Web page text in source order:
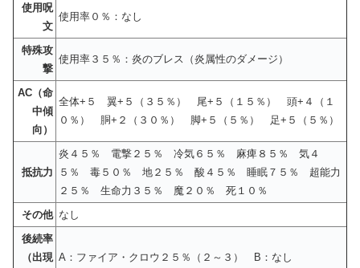
使用呪
文
使用率０％：なし
特殊攻
撃
使用率３５％：炎のブレス（炎属性のダメージ）
AC（命
中傾
向）
全体+５ 翼+５（３５％） 尾+５（１５％） 頭+４（１
０％） 胴+２（３０％） 脚+５（５％） 足+５（５％）
抵抗力
炎４５％ 電撃２５％ 冷気６５％ 麻痺８５％ 気４
５％ 毒５０％ 地２５％ 酸４５％ 睡眠７５％ 超能力
２５％ 生命力３５％ 魔２０％ 死１０％
その他 なし
後続率
（出現 A：ファイア・クロウ２５％（２～３） B：なし